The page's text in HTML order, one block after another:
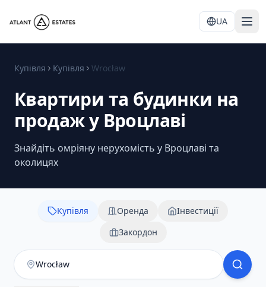
UA
Купівля Купівля Wrocław
Квартири та будинки на
продаж у Вроцлаві
Знайдіть омріяну нерухомість у Вроцлаві та
околицях
Купівля Оренда
Інвестиції
Закордон